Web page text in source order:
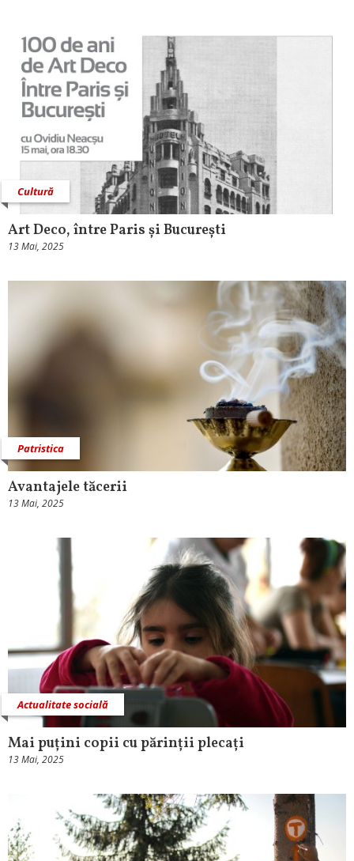
Cultură
Art Deco, între Paris și București
13 Mai, 2025
Patristica
Avantajele tăcerii
13 Mai, 2025
Actualitate socială
Mai puțini copii cu părinții plecați
13 Mai, 2025